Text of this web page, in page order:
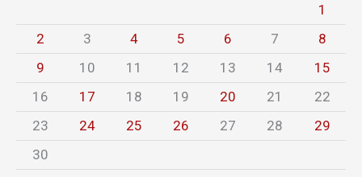
1
2
3 4 5 6 7
8
9
10 11 12 13 14
15
16
17 18 19 20 21
22
23
24 25 26 27 28
29
30